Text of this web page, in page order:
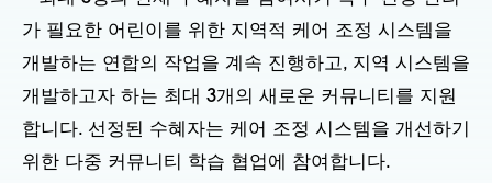
가 필요한 어린이를 위한 지역적 케어 조정 시스템을
개발하는 연합의 작업을 계속 진행하고, 지역 시스템을
개발하고자 하는 최대 3개의 새로운 커뮤니티를 지원
합니다. 선정된 수혜자는 케어 조정 시스템을 개선하기
위한 다중 커뮤니티 학습 협업에 참여합니다.